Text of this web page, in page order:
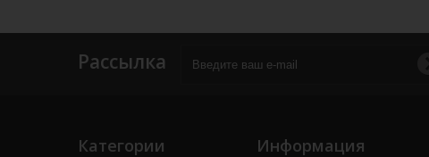
Рассылка
Категории Информация